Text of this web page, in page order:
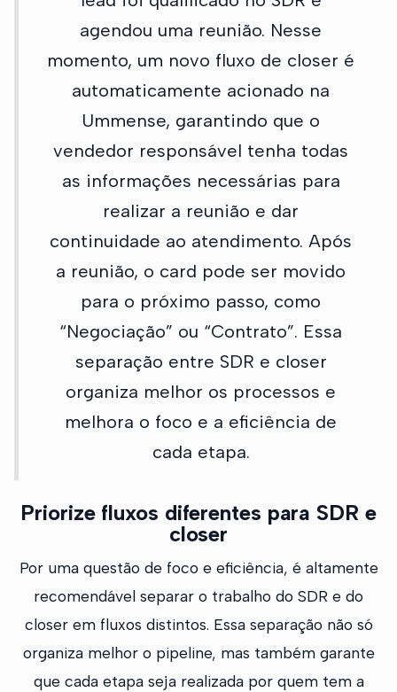
agendou uma reunião. Nesse
momento, um novo fluxo de closer é
automaticamente acionado na
Ummense, garantindo que o
vendedor responsável tenha todas
as informações necessárias para
realizar a reunião e dar
continuidade ao atendimento. Após
a reunião, o card pode ser movido
para o próximo passo, como
“Negociação” ou “Contrato”. Essa
separação entre SDR e closer
organiza melhor os processos e
melhora o foco e a eficiência de
cada etapa.
Priorize fluxos diferentes para SDR e
closer
Por uma questão de foco e eficiência, é altamente
recomendável separar o trabalho do SDR e do
closer em fluxos distintos. Essa separação não só
organiza melhor o pipeline, mas também garante
que cada etapa seja realizada por quem tem a